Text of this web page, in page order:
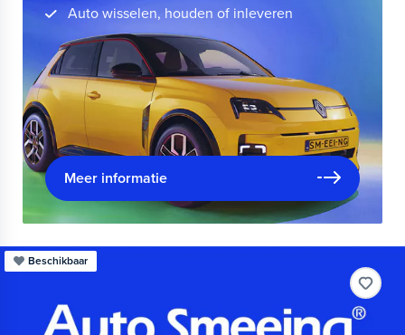
Auto wisselen, houden of inleveren
Meer informatie
Beschikbaar